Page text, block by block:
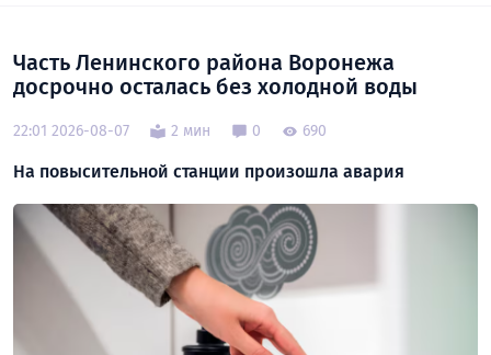
Часть Ленинского района Воронежа
досрочно осталась без холодной воды
22:01 2026-08-07 2 мин 0 690
На повысительной станции произошла авария